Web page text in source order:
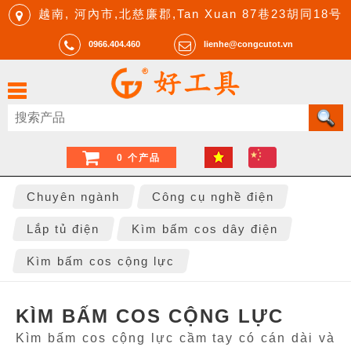
越南, 河內市,北慈廉郡,Tan Xuan 87巷23胡同18号
0966.404.460 lienhe@congcutot.vn
0 个产品
Chuyên ngành Công cụ nghề điện
Lắp tủ điện Kìm bấm cos dây điện
Kìm bấm cos cộng lực
KÌM BẤM COS CỘNG LỰC
Kìm bấm cos cộng lực cầm tay có cán dài và